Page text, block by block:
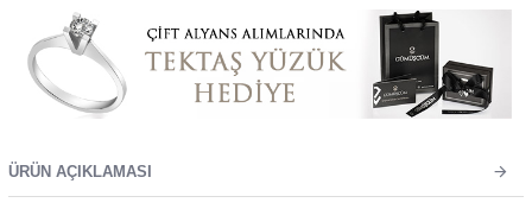
ÜRÜN AÇIKLAMASI